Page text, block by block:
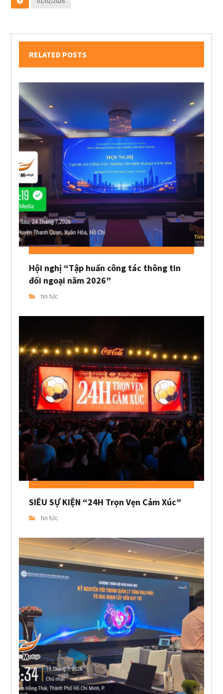
RELATED POSTS
Hội nghị “Tập huấn công tác thông tin
đối ngoại năm 2026”
tin tức
SIÊU SỰ KIỆN “24H Trọn Vẹn Cảm Xúc”
tin tức